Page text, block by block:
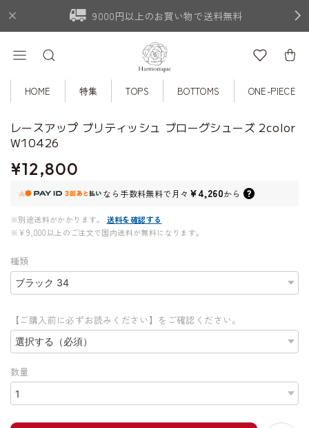
9000円以上のお買い物で送料無料
HOME 特集 TOPS BOTTOMS ONE-PIECE
レースアップ ブリティッシュ ブローグシューズ 2color
W10426
¥12,800
なら 手数料無料で月々 ¥4,260から
※別途送料がかかります。
送料を確認する
※¥9,000以上のご注文で国内送料が無料になります。
種類
【ご購入前に必ずお読みください】をご確認ください。
数量